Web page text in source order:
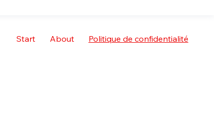
Start About Politique de confidentialité